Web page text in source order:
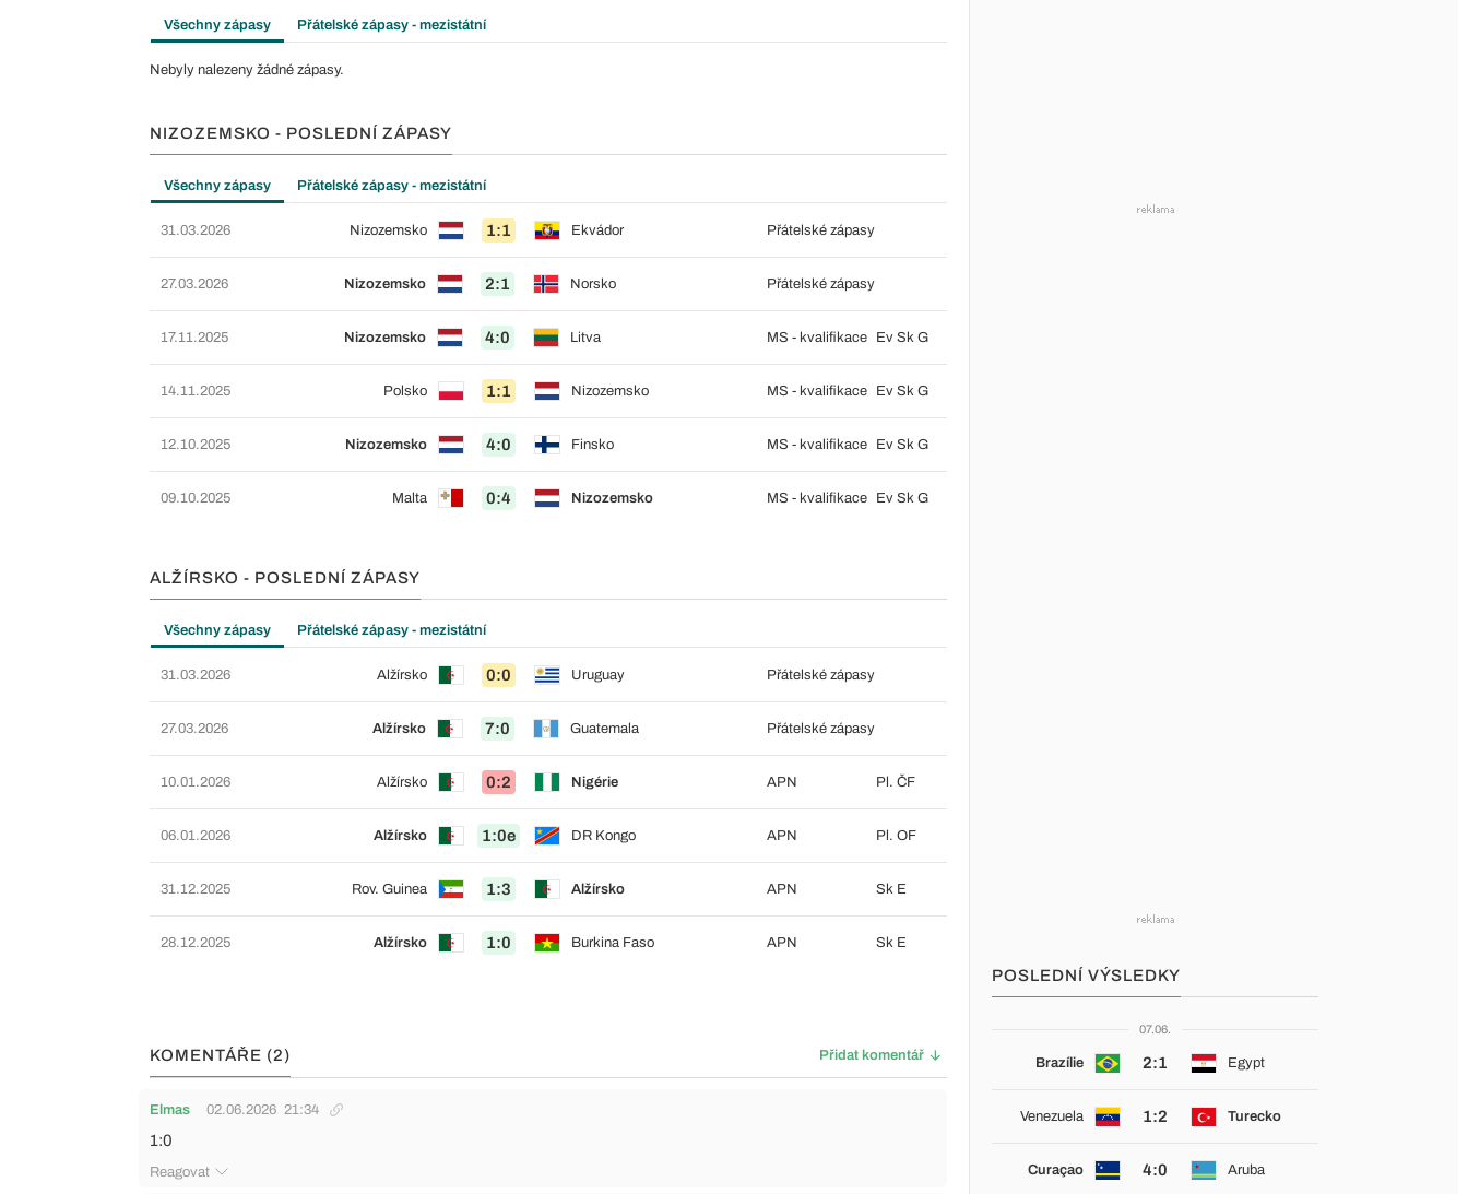
Všechny zápasy Přátelské zápasy - mezistátní
Nebyly nalezeny žádné zápasy.
NIZOZEMSKO - POSLEDNÍ ZÁPASY
Všechny zápasy Přátelské zápasy - mezistátní
31.03.2026 Nizozemsko 1:1 Ekvádor Přátelské zápasy
27.03.2026 Nizozemsko 2:1 Norsko Přátelské zápasy
17.11.2025 Nizozemsko 4:0 Litva MS - kvalifikace Ev Sk G
14.11.2025 Polsko 1:1 Nizozemsko MS - kvalifikace Ev Sk G
12.10.2025 Nizozemsko 4:0 Finsko MS - kvalifikace Ev Sk G
09.10.2025 Malta 0:4 Nizozemsko MS - kvalifikace Ev Sk G
ALŽÍRSKO - POSLEDNÍ ZÁPASY
Všechny zápasy Přátelské zápasy - mezistátní
31.03.2026 Alžírsko 0:0 Uruguay Přátelské zápasy
27.03.2026 Alžírsko 7:0 Guatemala Přátelské zápasy
10.01.2026 Alžírsko 0:2 Nigérie APN Pl. ČF
06.01.2026 Alžírsko 1:0e DR Kongo APN Pl. OF
31.12.2025 Rov. Guinea 1:3 Alžírsko APN Sk E
28.12.2025 Alžírsko 1:0 Burkina Faso APN Sk E
KOMENTÁŘE (2) Přidat komentář
Elmas 02.06.2026 21:34
1:0
Reagovat
POSLEDNÍ VÝSLEDKY
07.06.
Brazílie 2:1 Egypt
Venezuela 1:2 Turecko
Curaçao 4:0 Aruba